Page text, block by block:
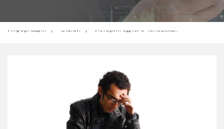
Информация Статьи История одного человека…